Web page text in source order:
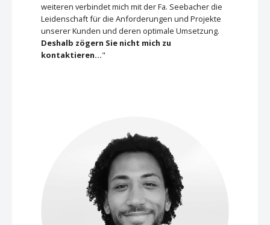
weiteren verbindet mich mit der Fa. Seebacher die
Leidenschaft für die Anforderungen und Projekte
unserer Kunden und deren optimale Umsetzung.
Deshalb zögern Sie nicht mich zu
kontaktieren…"